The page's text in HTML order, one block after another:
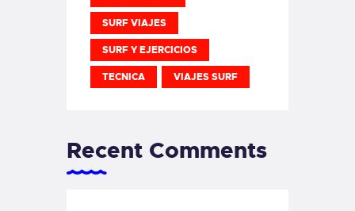
SURF VIAJES
SURF Y EJERCICIOS
TECNICA VIAJES SURF
Recent Comments